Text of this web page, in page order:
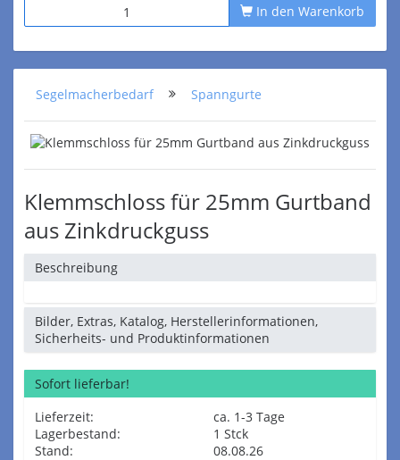
In den Warenkorb
Segelmacherbedarf Spanngurte
Klemmschloss für 25mm Gurtband
aus Zinkdruckguss
Beschreibung
Bilder, Extras, Katalog, Herstellerinformationen,
Sicherheits- und Produktinformationen
Sofort lieferbar!
Lieferzeit:
ca. 1-3 Tage
Lagerbestand:
1 Stck
Stand:
08.08.26